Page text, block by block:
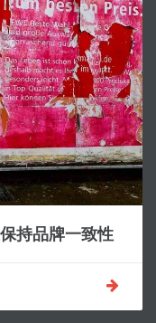
持品牌一致性